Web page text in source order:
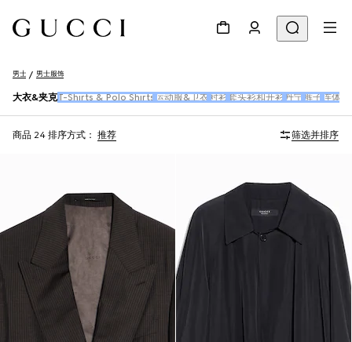
男士 男士服饰
大衣&夹克 T-Shirts & Polo Shirts 运动服&卫衣 衬衫 套头衫和开衫 丹宁 裤子 连体衣
商品 24 排序方式： 推荐 筛选并排序